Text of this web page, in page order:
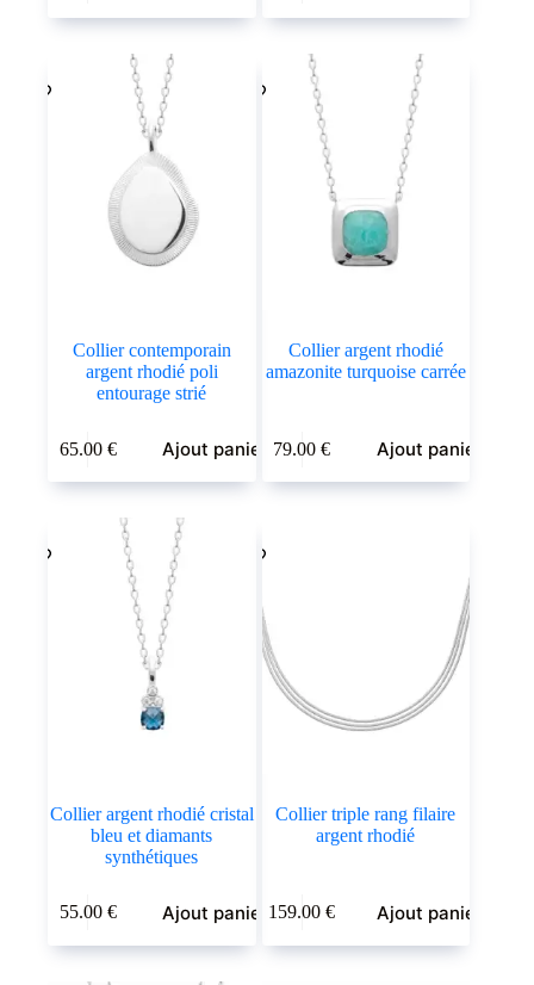
Collier contemporain
argent rhodié poli
entourage strié
65.00 € Ajout panier
Collier argent rhodié
amazonite turquoise carrée
79.00€ Ajout panier
Collier argent rhodié cristal
bleu et diamants
synthétiques
55.00 € Ajout panier
Collier triple rang filaire
argent rhodié
159.00€ Ajout panier